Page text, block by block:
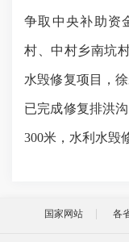
争取中央补助资
村、中村乡南坑
水毁修复项目，
已完成修复排洪沟
300米，水利水毁
国家网站 各